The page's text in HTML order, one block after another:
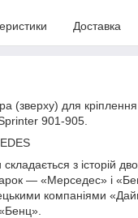
Доставка
(зверху) для
901-905.
складається з історій
— «Мерседес» і
компаніями